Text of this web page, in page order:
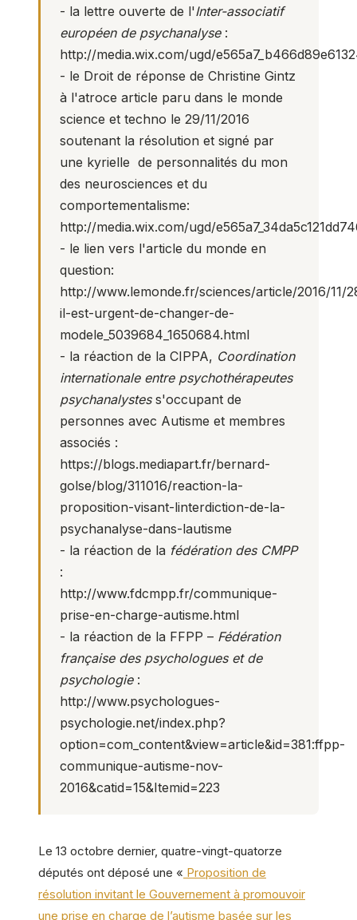
- la lettre ouverte de l'Inter-associatif
européen de psychanalyse :
http://media.wix.com/ugd/
- le Droit de réponse de Christine Gintz
à l'atroce article paru dans le monde
science et techno le 29/11/2016
soutenant la résolution et signé par
une kyrielle de personnalités du mon
des neurosciences et du
comportementalisme:
http://media.wix.com/ugd/
- le lien vers l'article du monde en
question:
http://www.lemonde.fr/sciences/article/2016/11/
il-est-urgent-de-changer-de-
modele_5039684_1650684.html
- la réaction de la CIPPA, Coordination
internationale entre psychothérapeutes
psychanalystess'occupant de
personnes avec Autisme et membres
associés :
https://blogs.mediapart.fr/bernard-
golse/blog/311016/reaction-la-
proposition-visant-linterdiction-de-la-
psychanalyse-dans-lautisme
- la réaction de la fédération des CMPP
:
http://www.fdcmpp.fr/communique-
prise-en-charge-autisme.html
- la réaction de la FFPP – Fédération
française des psychologues et de
psychologie :
http://www.psychologues-
psychologie.net/index.php?
option=com_content&view=article&id=381:ffpp-
communique-autisme-nov-
2016&catid=15&Itemid=223
Le 13 octobre dernier, quatre-vingt-quatorze
députés ont déposé une « Proposition de
résolution invitant le Gouvernement à promouvoir
une prise en charge de l’autisme basée sur les